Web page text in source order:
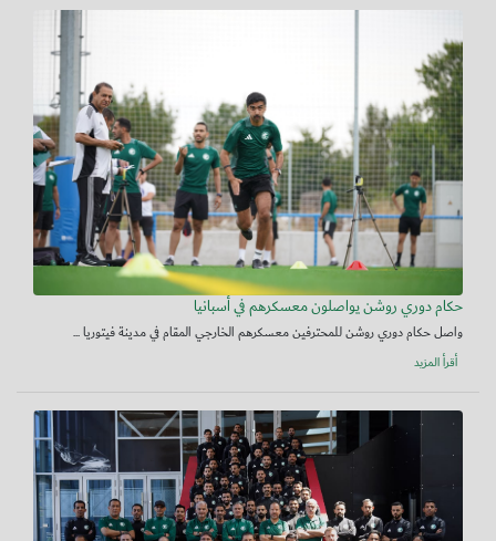
حكام دوري روشن يواصلون معسكرهم في أسبانيا
واصل حكام دوري روشن للمحترفين معسكرهم الخارجي المقام في مدينة فيتوريا ...
أقرأ المزيد